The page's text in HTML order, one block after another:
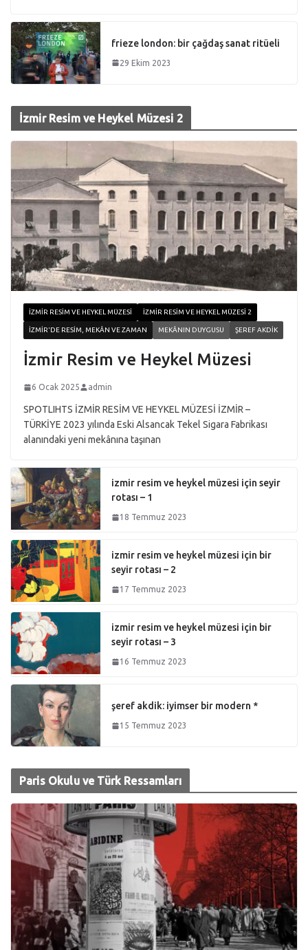
frieze london: bir çağdaş sanat ritüeli
29 Ekim 2023
İzmir Resim ve Heykel Müzesi 2
İZMIR RESIM VE HEYKEL MÜZESI İZMIR RESIM VE HEYKEL MÜZESI 2
İZMIR'DE RESIM, MEKÂN VE ZAMAN MEKÂNIN DUYGUSU ŞEREF AKDIK
İzmir Resim ve Heykel Müzesi
6 Ocak 2025 admin
SPOTLIHTS İZMİR RESİM VE HEYKEL MÜZESİ İZMİR –
TÜRKİYE 2023 yılında Eski Alsancak Tekel Sigara Fabrikası
alanındaki yeni mekânına taşınan
izmir resim ve heykel müzesi için seyir
rotası – 1
18 Temmuz 2023
izmir resim ve heykel müzesi için bir
seyir rotası – 2
17 Temmuz 2023
izmir resim ve heykel müzesi için bir
seyir rotası – 3
16 Temmuz 2023
şeref akdik: iyimser bir modern *
15 Temmuz 2023
Paris Okulu ve Türk Ressamları